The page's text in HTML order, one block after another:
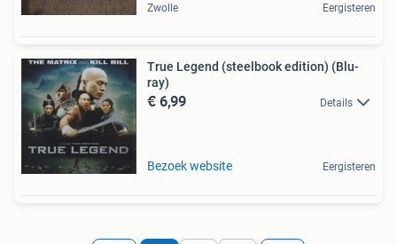
Zwolle Eergisteren
True Legend (steelbook edition) (Blu-
ray)
€ 6,99 Details
Bezoek website Eergisteren